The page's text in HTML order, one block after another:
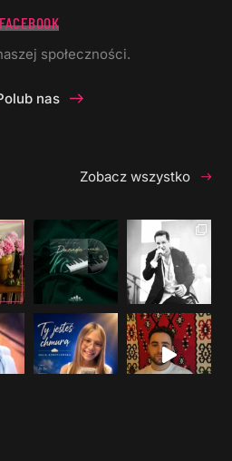
FACEBOOK
społeczności.
nas
Zobacz wszystko